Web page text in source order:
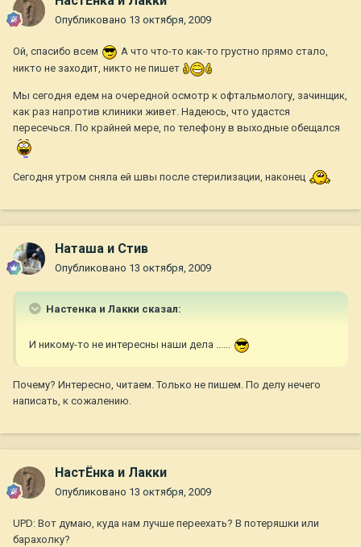
Опубликовано 13 октября, 2009
Ой, спасибо всем
А что что-то как-то грустно прямо стало,
никто не заходит, никто не пишет
Мы сегодня едем на очередной осмотр к офтальмологу, зачинщик,
как раз напротив клиники живет. Надеюсь, что удастся
пересечься. По крайней мере, по телефону в выходные обещался
Сегодня утром сняла ей швы после стерилизации, наконец
Наташа и Стив
Опубликовано 13 октября, 2009
Настенка и Лакки сказал:
И никому-то не интересны наши дела ......
Почему? Интересно, читаем. Только не пишем. По делу нечего
написать, к сожалению.
НастЁнка и Лакки
Опубликовано 13 октября, 2009
UPD: Вот думаю, куда нам лучше переехать? В потеряшки или
барахолку?